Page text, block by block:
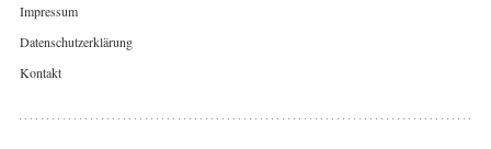
Impressum
Datenschutzerklärung
Kontakt